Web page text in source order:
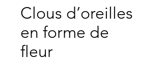
Clous d’oreilles
en forme de
fleur